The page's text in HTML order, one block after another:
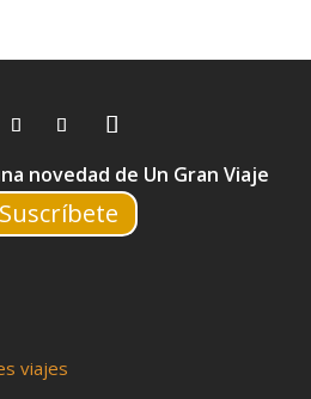
novedad de Un Gran Viaje
Suscríbete
viajes